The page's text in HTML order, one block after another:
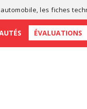
, lesfiches
ÉVALUATIONS